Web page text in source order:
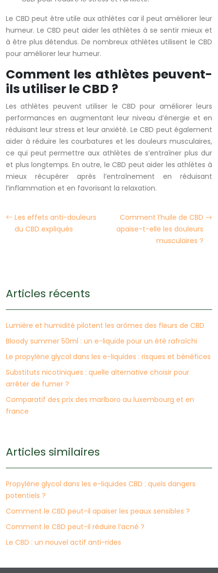
Le CBD peut être utile aux athlètes car il peut améliorer leur
humeur. Le CBD peut aider les athlètes à se sentir mieux et
à être plus détendus. De nombreux athlètes utilisent le CBD
pour améliorer leur humeur.
Comment les athlètes peuvent-
ils utiliser le CBD ?
Les athlètes peuvent utiliser le CBD pour améliorer leurs
performances en augmentant leur niveau d’énergie et en
réduisant leur stress et leur anxiété. Le CBD peut également
aider à réduire les courbatures et les douleurs musculaires,
ce qui peut permettre aux athlètes de s’entraîner plus dur
et plus longtemps. En outre, le CBD peut aider les athlètes à
mieux récupérer après l’entraînement en réduisant
l’inflammation et en favorisant la relaxation.
Les effets anti-douleurs
du CBD expliqués
Comment l’huile de CBD
apaise-t-elle les douleurs
musculaires ?
Articles récents
Lumière et humidité pilotent les arômes des fleurs de CBD
Bloody summer 50ml : un e-liquide pour un été rafraîchi
Le propylène glycol dans les e-liquides : risques et bénéfices
Substituts nicotiniques : quelle alternative choisir pour
arrêter de fumer ?
Comparatif des prix des marlboro au luxembourg et en
france
Articles similaires
Propylène glycol dans les e-liquides CBD : quels dangers
potentiels ?
Comment le CBD peut-il apaiser les peaux sensibles ?
Comment le CBD peut-il réduire l’acné ?
Le CBD : un nouvel actif anti-rides